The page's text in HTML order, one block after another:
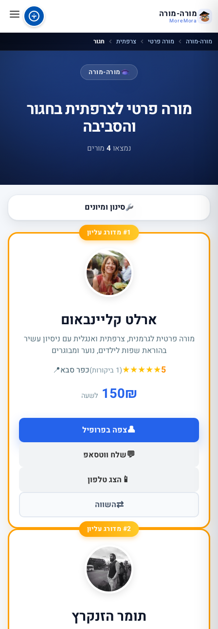
מורה-מורה
MoreMora
מורה-מורה מורה פרטי צרפתית חגור
מורה-מורה
מורה פרטי לצרפתית בחגור
והסביבה
נמצאו4 מורים
סינון ומיונים
#1 מדורג עליון
ארלט קליינבאום
מורה פרטית לגרמנית, צרפתית ואנגלית עם ניסיון עשיר
בהוראת שפות לילדים, נוער ומבוגרים
(1 ביקורות)★★★★★5 כפר סבא📍
₪
150 לשעה
👤צפה בפרופיל
💬שלח ווטסאפ
📱 הצג טלפון
⇄השווה
#2 מדורג עליון
תומר הזנקרץ